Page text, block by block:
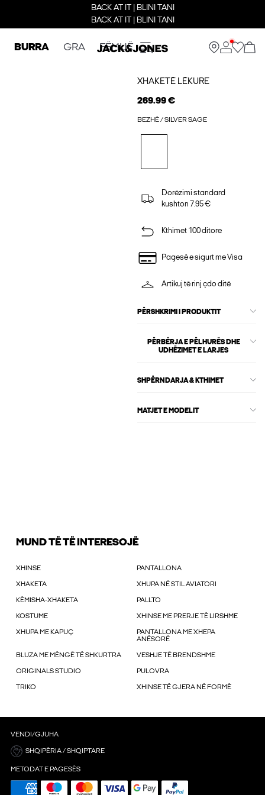
BACK AT IT | BLINI TANI
BACK AT IT | BLINI TANI
BURRA GRA FËMIJË
XHAKETË LËKURE
269.99 €
BEZHË / SILVER SAGE
Dorëzimi standard
kushton 7.95 €
Kthimet 100 ditore
Pagesë e sigurt me Visa
Artikuj të rinj çdo ditë
PËRSHKRIMI I PRODUKTIT
PËRBËRJA E PËLHURËS DHE
UDHËZIMET E LARJES
SHPËRNDARJA & KTHIMET
MATJET E MODELIT
MUND TË TË INTERESOJË
XHINSE PANTALLONA
XHAKETA XHUPA NË STIL AVIATORI
KËMISHA-XHAKETA PALLTO
KOSTUME XHINSE ME PRERJE TË LIRSHME
XHUPA ME KAPUÇ
PANTALLONA ME XHEPA
ANËSORË
BLUZA ME MËNGË TË SHKURTRA VESHJE TË BRENDSHME
ORIGINALS STUDIO PULOVRA
TRIKO XHINSE TË GJERA NË FORMË
VENDI/GJUHA
SHQIPËRIA / SHQIPTARE
METODAT E PAGESËS